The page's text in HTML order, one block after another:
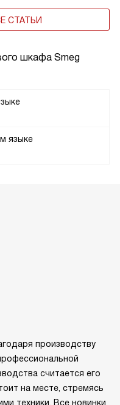
шкафа Smeg
языке
СТАТЬИ
производству
считается его
на месте, стремясь
техники. Все новинки